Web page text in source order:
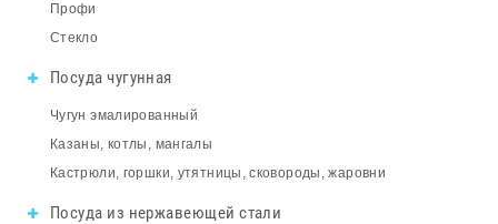
Профи
Стекло
Посуда чугунная
Чугун эмалированный
Казаны, котлы, мангалы
Кастрюли, горшки, утятницы, сковороды, жаровни
Посуда из нержавеющей стали